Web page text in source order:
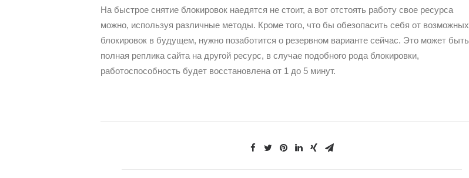
На быстрое снятие блокировок наедятся не стоит, а вот отстоять работу свое ресурса
можно, используя различные методы. Кроме того, что бы обезопасить себя от возможных
блокировок в будущем, нужно позаботится о резервном варианте сейчас. Это может быть
полная реплика сайта на другой ресурс, в случае подобного рода блокировки,
работоспособность будет восстановлена от 1 до 5 минут.